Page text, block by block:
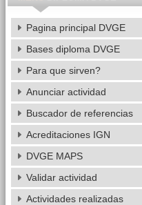
Pagina principal DVGE
Bases diploma DVGE
Para que sirven?
Anunciar actividad
Buscador de referencias
Acreditaciones IGN
DVGE MAPS
Validar actividad
Actividades realizadas